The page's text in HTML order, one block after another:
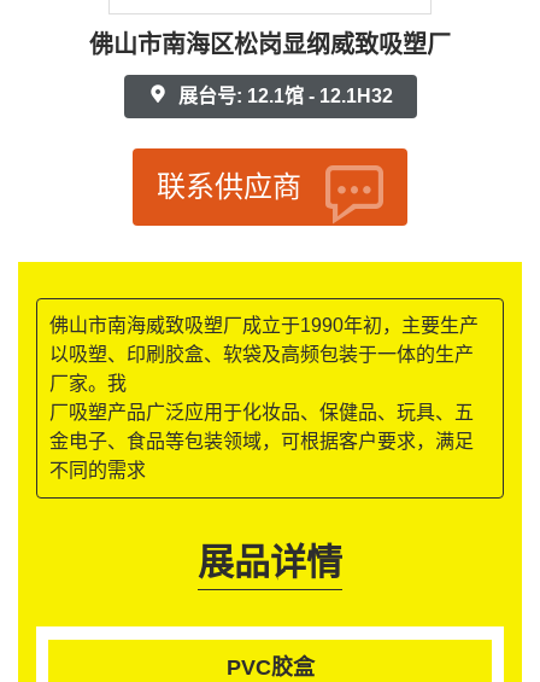
佛山市南海区松岗显纲威致吸塑厂
展台号: 12.1馆 - 12.1H32
联系供应商
佛山市南海威致吸塑厂成立于1990年初，主要生产
以吸塑、印刷胶盒、软袋及高频包装于一体的生产
厂家。我
厂吸塑产品广泛应用于化妆品、保健品、玩具、五
金电子、食品等包装领域，可根据客户要求，满足
不同的需求
展品详情
PVC胶盒